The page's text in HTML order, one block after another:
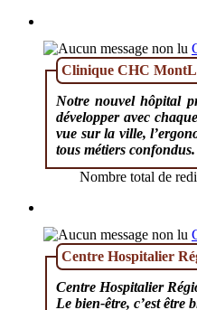
Clinique CHC
Notre nouvel hôpital
développer avec
vue sur la ville,
tous métiers confondus.
Nombre total de
Centre Hospitalier
Centre Hospitalier
Le bien-être, c’est être